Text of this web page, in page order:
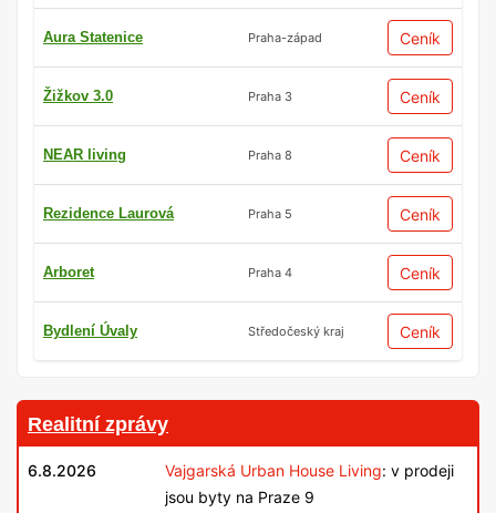
Aura Statenice Praha-západ Ceník
Žižkov 3.0 Praha 3 Ceník
NEAR living Praha 8 Ceník
Rezidence Laurová Praha 5 Ceník
Arboret Praha 4 Ceník
Bydlení Úvaly Středočeský kraj Ceník
Realitní zprávy
6.8.2026 Vajgarská Urban House Living: v prodeji
jsou byty na Praze 9